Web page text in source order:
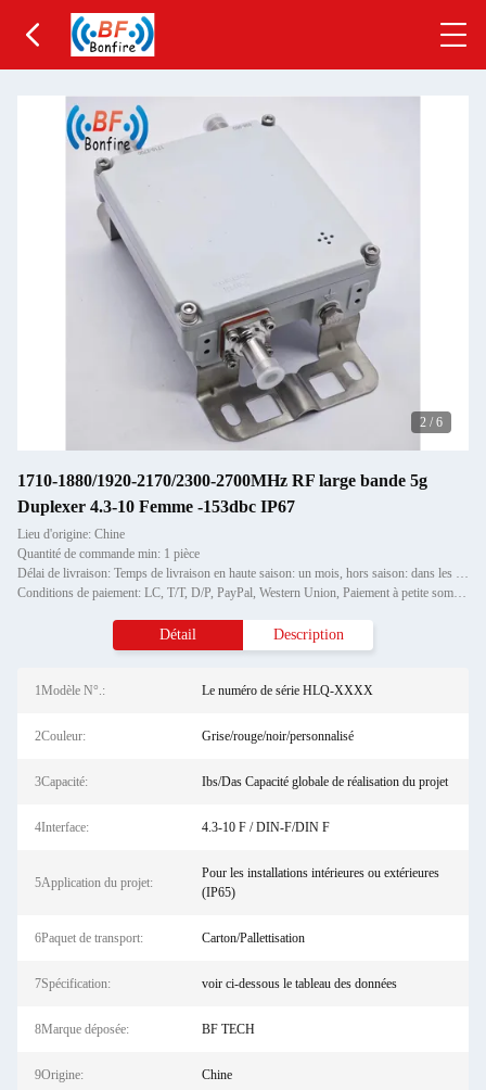
2 / 6
1710-1880/1920-2170/2300-2700MHz RF large bande 5g
Duplexer 4.3-10 Femme -153dbc IP67
Lieu d'origine: Chine
Quantité de commande min: 1 pièce
Délai de livraison: Temps de livraison en haute saison: un mois, hors saison: dans les 15 jours ouvrables
Conditions de paiement: LC, T/T, D/P, PayPal, Western Union, Paiement à petite somme, Grammes d'argent
Détail Description
1Modèle N°.: Le numéro de série HLQ-XXXX
2Couleur: Grise/rouge/noir/personnalisé
3Capacité: Ibs/Das Capacité globale de réalisation du projet
4Interface: 4.3-10 F / DIN-F/DIN F
5Application du projet:
Pour les installations intérieures ou extérieures
(IP65)
6Paquet de transport: Carton/Pallettisation
7Spécification: voir ci-dessous le tableau des données
8Marque déposée: BF TECH
9Origine: Chine